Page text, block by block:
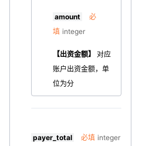
amount
必
填 integer
【出资金额】
对应
账户出资金额，单
位为分
payer_total 必填 integer